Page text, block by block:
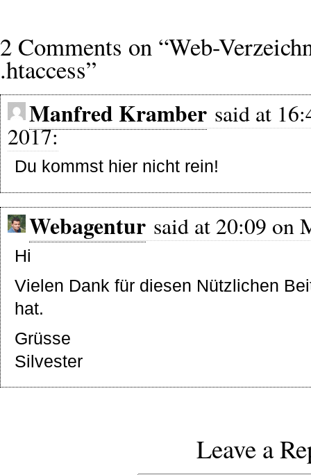
2 Comments on “Web-
.htaccess”
Manfred Kramber said at
2017:
Du kommst hier nicht rein!
Webagentur said at 20:09 on
Hi
Vielen Dank für diesen Nützlichen
hat.
Grüsse
Silvester
Leave a